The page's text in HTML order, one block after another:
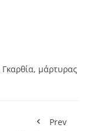
Γκαρθία, μάρτυρας
Prev